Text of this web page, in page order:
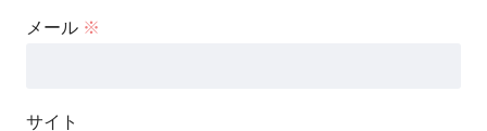
メール ※
サイト